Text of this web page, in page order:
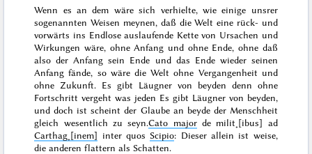
Wenn esan dem wäresich verhielte, wie einige unsrer
sogenannten Weisen meynen, daß die Welt eine rück- und
vorwärts ins Endlose auslaufende Kette von Ursachen und
Wirkungen wäre, ohne Anfang und ohne Ende, ohne daß
also der Anfang sein Ende und das Ende wieder seinen
Anfang fände, so wäre die Welt ohne Vergangenheit und
ohne Zukunft. Es gibt Läugner von beyden denn ohne
Fortschritt vergeht was jeden Es gibt Läugner von beyden,
und doch ist scheint der Glaube an beyde der Menschheit
gleich wesentlich zu seyn.Cato majorde milit˖[ibus] ad
Carthag˖[inem] inter quos Scipio: Dieser allein ist weise,
die anderen flattern als Schatten.